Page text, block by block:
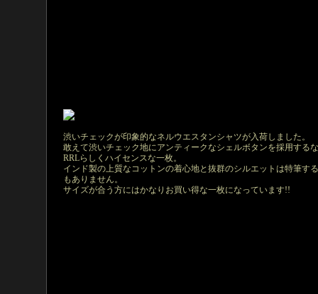
渋いチェックが印象的なネルウエスタンシャツが入荷しました。
敢えて渋いチェック地にアンティークなシェルボタンを採用する
RRLらしくハイセンスな一枚。
インド製の上質なコットンの着心地と抜群のシルエットは特筆す
もありません。
サイズが合う方にはかなりお買い得な一枚になっています!!